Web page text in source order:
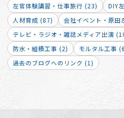
左官体験講習・仕事旅行 (23)
DIY
人材育成 (87)
会社イベント・原田
テレビ・ラジオ・雑誌メディア出演
防水・組積工事 (2)
モルタル工事
過去のブログへのリンク (1)